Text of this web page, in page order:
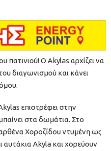
πατινιού! Ο Akylas αρχίζει να
διαγωνισμού και κάνει
επιστρέφει στην
στα δωμάτια. Στο
Χοροζίδου ντυμένη ως
αυτάκια Akyla και χορεύουν